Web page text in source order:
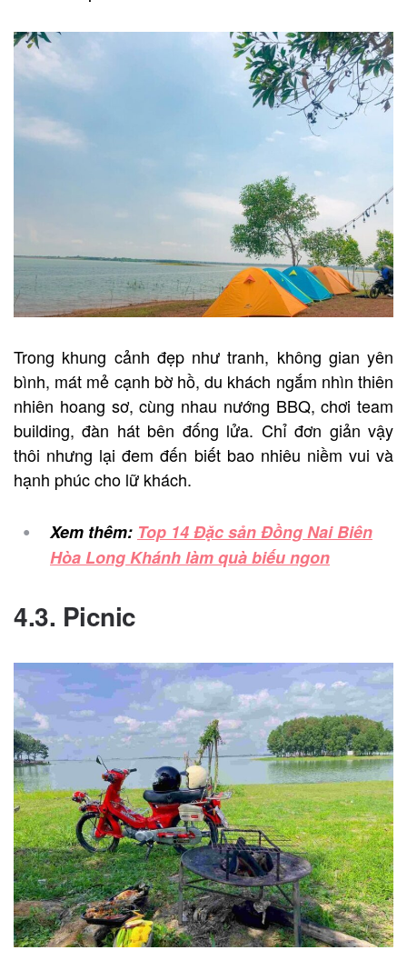
Trong khung cảnh đẹp như tranh, không gian yên
bình, mát mẻ cạnh bờ hồ, du khách ngắm nhìn thiên
nhiên hoang sơ, cùng nhau nướng BBQ, chơi team
building, đàn hát bên đống lửa. Chỉ đơn giản vậy
thôi nhưng lại đem đến biết bao nhiêu niềm vui và
hạnh phúc cho lữ khách.
Xem thêm: Top 14 Đặc sản Đồng Nai Biên
Hòa Long Khánh làm quà biếu ngon
4.3. Picnic